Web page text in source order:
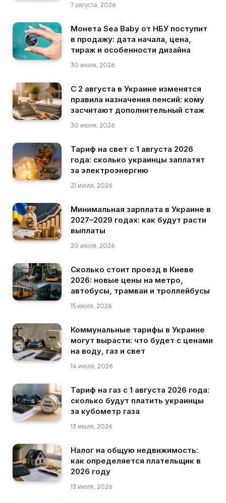
7 августа, 2026
Монета Sea Baby от НБУ поступит
в продажу: дата начала, цена,
тираж и особенности дизайна
30 июля, 2026
С 2 августа в Украине изменятся
правила назначения пенсий: кому
засчитают дополнительный стаж
30 июля, 2026
Тариф на свет с 1 августа 2026
года: сколько украинцы заплатят
за электроэнергию
21 июля, 2026
Минимальная зарплата в Украине в
2027–2029 годах: как будут расти
выплаты
20 июля, 2026
Сколько стоит проезд в Киеве
2026: новые цены на метро,
автобусы, трамваи и троллейбусы
15 июля, 2026
Коммунальные тарифы в Украине
могут вырасти: что будет с ценами
на воду, газ и свет
14 июля, 2026
Тариф на газ с 1 августа 2026 года:
сколько будут платить украинцы
за кубометр газа
13 июля, 2026
Налог на общую недвижимость:
как определяется плательщик в
2026 году
13 июля, 2026